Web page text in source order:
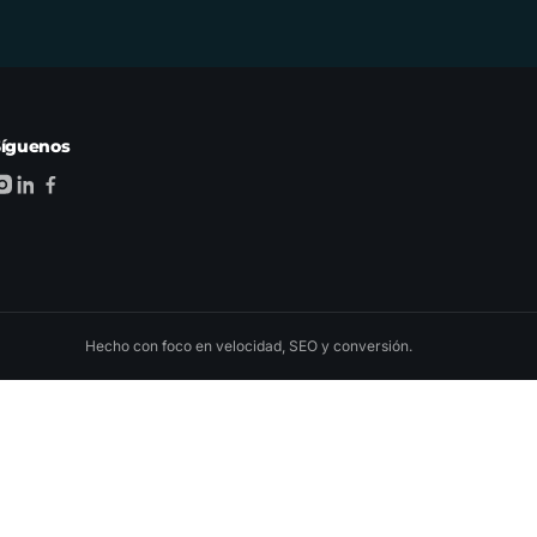
Hecho con foco en velocidad, SEO y conversión.